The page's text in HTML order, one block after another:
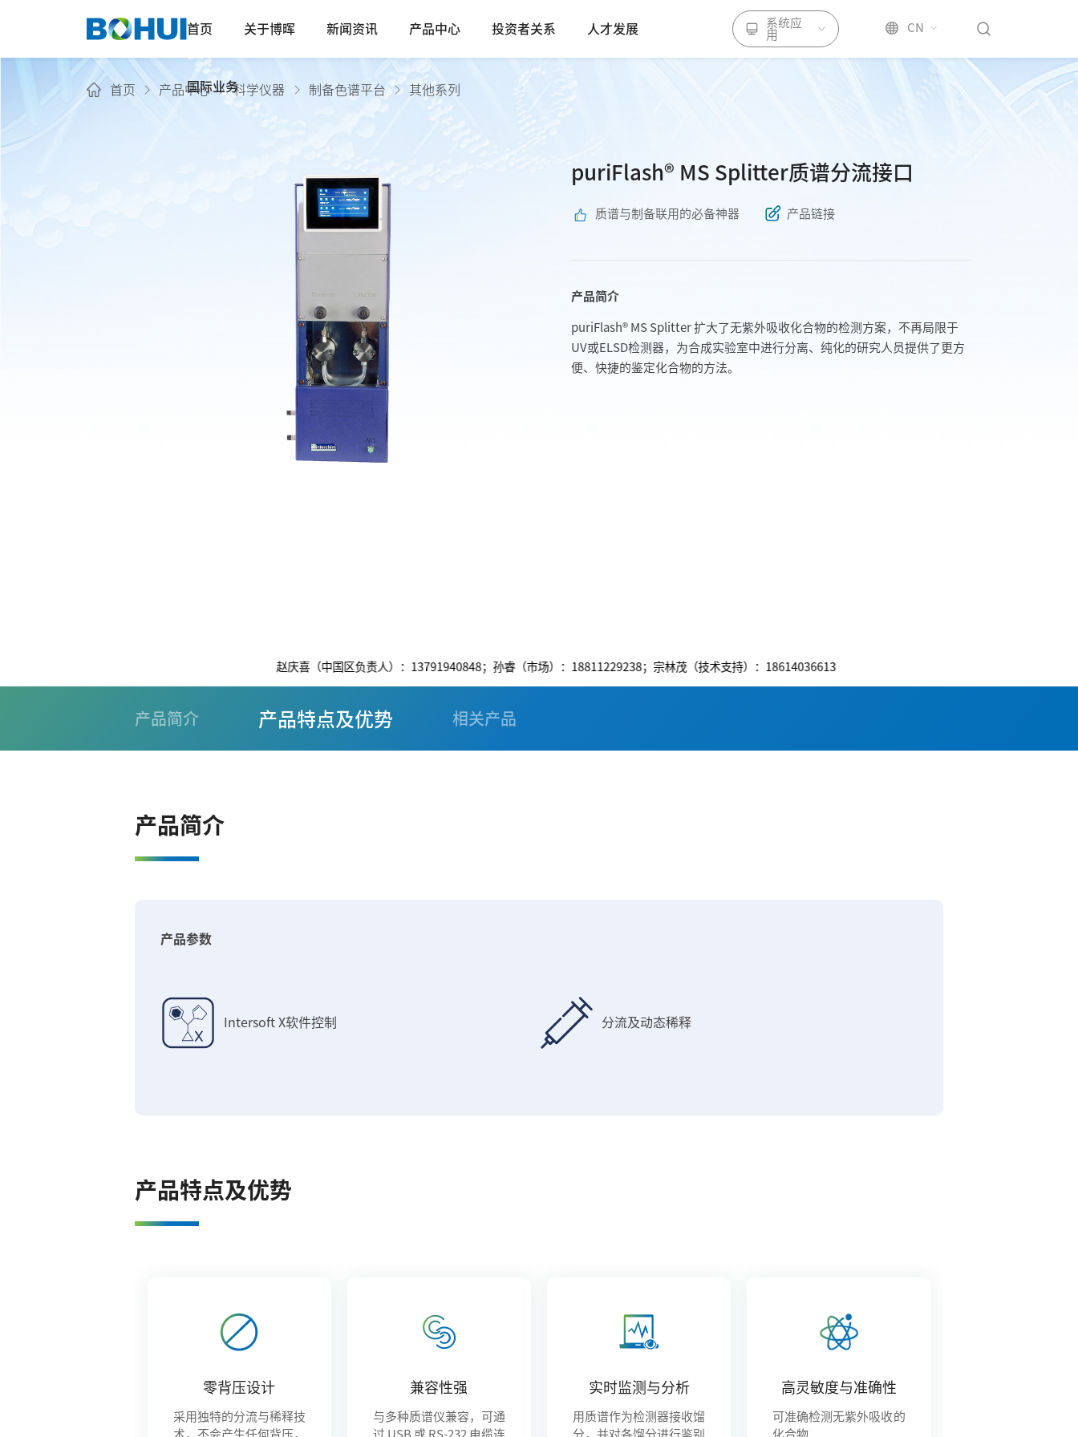
首页 关于博晖 新闻资讯 产品中心 投资者关系 人才发展
国际业务
系统应
用
CN
首页 产品中心 科学仪器 制备色谱平台 其他系列
puriFlash® MS Splitter质谱分流接口
质谱与制备联用的必备神器 产品链接
产品简介
puriFlash® MS Splitter 扩大了无紫外吸收化合物的检测方案，不再局限于
UV或ELSD检测器，为合成实验室中进行分离、纯化的研究人员提供了更方
便、快捷的鉴定化合物的方法。
赵庆喜（中国区负责人）：13791940848；孙睿（市场）：18811229238；宗林茂（技术支持）：18614036613
产品简介 产品特点及优势 相关产品
产品简介
产品参数
Intersoft X软件控制 分流及动态稀释
产品特点及优势
零背压设计
采用独特的分流与稀释技
术，不会产生任何背压，
兼容性强
与多种质谱仪兼容，可通
过 USB 或 RS-232 电缆连
实时监测与分析
用质谱作为检测器接收馏
分，并对各馏分进行鉴别
高灵敏度与准确性
可准确检测无紫外吸收的
化合物